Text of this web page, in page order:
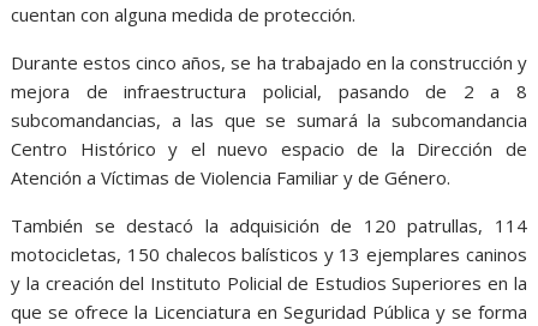
cuentan con alguna medida de protección.
Durante estos cinco años, se ha trabajado en la construcción y
mejora de infraestructura policial, pasando de 2 a 8
subcomandancias, a las que se sumará la subcomandancia
Centro Histórico y el nuevo espacio de la Dirección de
Atención a Víctimas de Violencia Familiar y de Género.
También se destacó la adquisición de 120 patrullas, 114
motocicletas, 150 chalecos balísticos y 13 ejemplares caninos
y la creación del Instituto Policial de Estudios Superiores en la
que se ofrece la Licenciatura en Seguridad Pública y se forma